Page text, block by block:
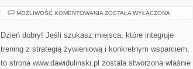
MOŻLIWOŚĆ KOMENTOWANIA METAMORFOZY
PODOPIECZNYCH
ZOSTAŁA WYŁĄCZONA
Dzień dobry! Jeśli szukasz miejsca, które integruje
trening z strategią żywieniową i konkretnym wsparciem,
to strona www.dawidulinski.pl została stworzona właśnie